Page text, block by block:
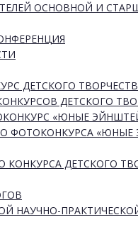
ОСНОВНОЙ И
ДЕТСКОГО
ДЕТСКОГО
«ЮНЫЕ
ФОТОКОНКУРСА
ДЕТСКОГО
НАУЧНО-